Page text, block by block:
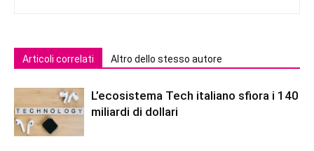
Articoli correlati Altro dello stesso autore
L’ecosistema Tech italiano sfiora i 140
miliardi di dollari